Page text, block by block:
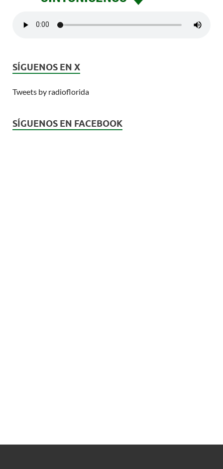
SÍGUENOS EN X
Tweets by radioflorida
SÍGUENOS EN FACEBOOK